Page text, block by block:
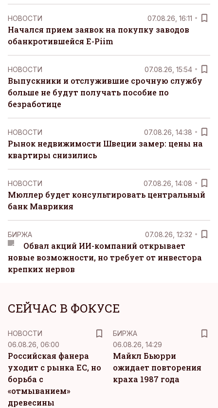
НОВОСТИ 07.08.26, 16:11
Начался прием заявок на покупку заводов
обанкротившейся E-Piim
НОВОСТИ 07.08.26, 15:54
Выпускники и отслужившие срочную службу
больше не будут получать пособие по
безработице
НОВОСТИ 07.08.26, 14:38
Рынок недвижимости Швеции замер: цены на
квартиры снизились
НОВОСТИ 07.08.26, 14:08
Мюллер будет консультировать центральный
банк Маврикия
БИРЖА 07.08.26, 12:32
Обвал акций ИИ-компаний открывает
новые возможности, но требует от инвестора
крепких нервов
СЕЙЧАС В ФОКУСЕ
НОВОСТИ
06.08.26, 06:00
Российская фанера
уходит с рынка ЕС, но
борьба с
«отмыванием»
древесины
БИРЖА
06.08.26, 14:29
Майкл Бьюрри
ожидает повторения
краха 1987 года